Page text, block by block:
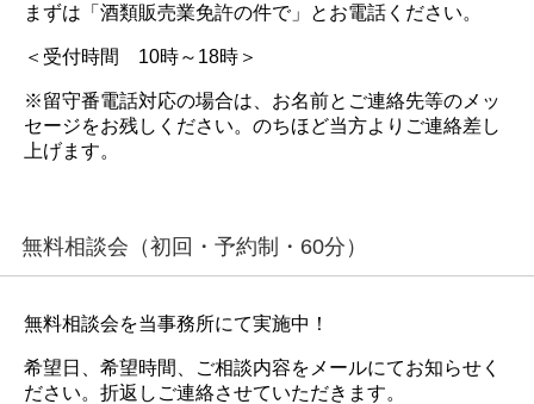
まずは「酒類販売業免許の件で」とお電話ください。
＜受付時間 10時～18時＞
※留守番電話対応の場合は、お名前とご連絡先等のメッ
セージをお残しください。のちほど当方よりご連絡差し
上げます。
無料相談会（初回・予約制・60分）
無料相談会を当事務所にて実施中！
希望日、希望時間、ご相談内容をメールにてお知らせく
ださい。折返しご連絡させていただきます。